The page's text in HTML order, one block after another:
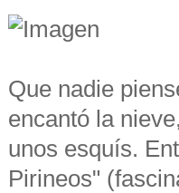
Que nadie
encantó la
unos esquís.
Pirineos"